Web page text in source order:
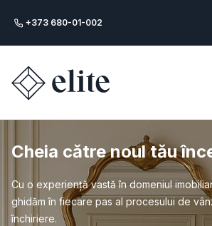
+373 680-01-002
Cheia către noul tău
Cu o experiență vastă în domeniul
ghidăm în fiecare pas al procesului de
închiriere.